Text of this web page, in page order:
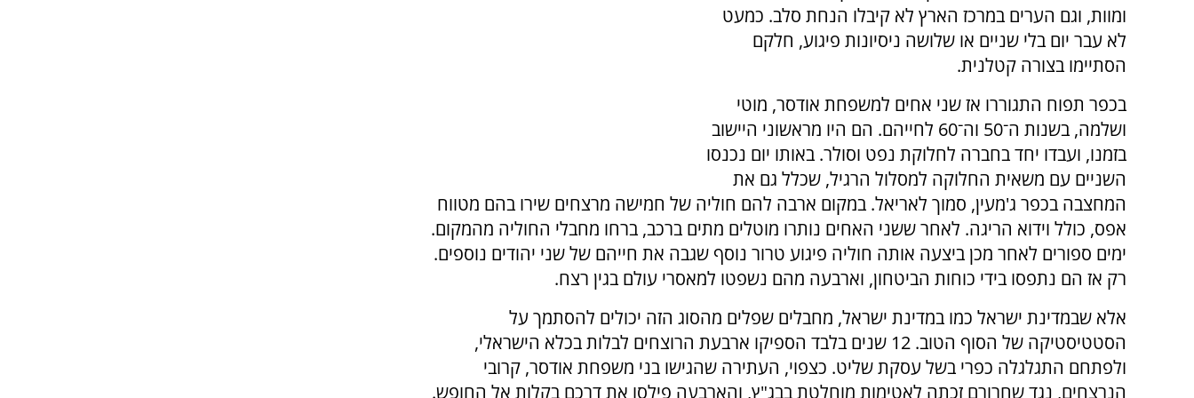
ומוות, וגם הערים במרכז הארץ לא קיבלו הנחת סלב. כמעט
לא עבר יום בלי שניים או שלושה ניסיונות פיגוע, חלקם
הסתיימו בצורה קטלנית.
בכפר תפוח התגוררו אז שני אחים למשפחת אודסר, מוטי
ושלמה, בשנות ה־50 וה־60 לחייהם. הם היו מראשוני היישוב
בזמנו, ועבדו יחד בחברה לחלוקת נפט וסולר. באותו יום נכנסו
השניים עם משאית החלוקה למסלול הרגיל, שכלל גם את
המחצבה בכפר ג'מעין, סמוך לאריאל. במקום ארבה להם חוליה של חמישה מרצחים שירו בהם מטווח
אפס, כולל וידוא הריגה. לאחר ששני האחים נותרו מוטלים מתים ברכב, ברחו מחבלי החוליה מהמקום.
ימים ספורים לאחר מכן ביצעה אותה חוליה פיגוע טרור נוסף שגבה את חייהם של שני יהודים נוספים.
רק אז הם נתפסו בידי כוחות הביטחון, וארבעה מהם נשפטו למאסרי עולם בגין רצח.
אלא שבמדינת ישראל כמו במדינת ישראל, מחבלים שפלים מהסוג הזה יכולים להסתמך על
הסטטיסטיקה של הסוף הטוב. 12 שנים בלבד הספיקו ארבעת הרוצחים לבלות בכלא הישראלי,
ולפתחם התגלגלה כפרי בשל עסקת שליט. כצפוי, העתירה שהגישו בני משפחת אודסר, קרובי
הנרצחים, נגד שחרורם זכתה לאטימות מוחלטת בבג"ץ, והארבעה פילסו את דרכם בקלות אל החופש.